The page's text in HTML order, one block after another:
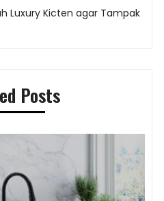
Luxury Kicten agar Tampak
Posts